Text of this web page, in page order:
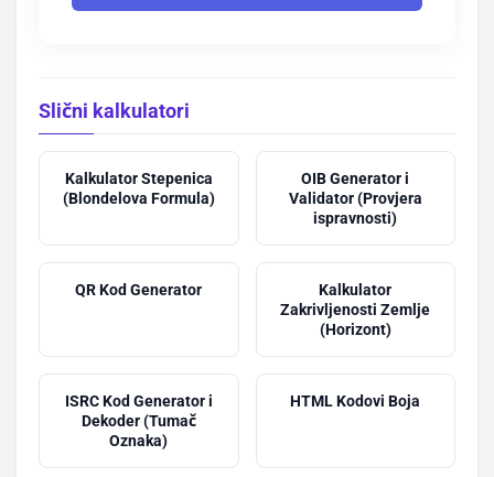
Slični kalkulatori
Kalkulator Stepenica
(Blondelova Formula)
OIB Generator i
Validator (Provjera
ispravnosti)
QR Kod Generator
Kalkulator
Zakrivljenosti Zemlje
(Horizont)
ISRC Kod Generator i
Dekoder (Tumač
Oznaka)
HTML Kodovi Boja